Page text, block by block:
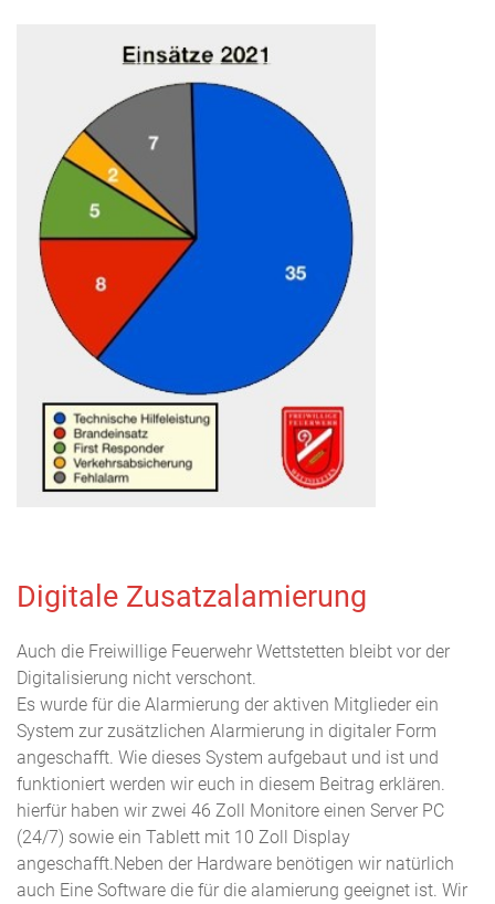
Digitale Zusatzalamierung
Auch die Freiwillige Feuerwehr Wettstetten bleibt vor der
Digitalisierung nicht verschont.
Es wurde für die Alarmierung der aktiven Mitglieder ein
System zur zusätzlichen Alarmierung in digitaler Form
angeschafft. Wie dieses System aufgebaut und ist und
funktioniert werden wir euch in diesem Beitrag erklären.
hierfür haben wir zwei 46 Zoll Monitore einen Server PC
(24/7) sowie ein Tablett mit 10 Zoll Display
angeschafft.Neben der Hardware benötigen wir natürlich
auch Eine Software die für die alamierung geeignet ist. Wir